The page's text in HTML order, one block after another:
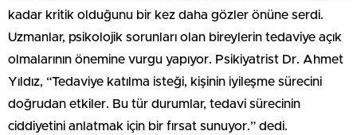
kadar kritik olduğunu bir kez daha gözler önüne serdi.
Uzmanlar, psikolojik sorunları olan bireylerin tedaviye açık
olmalarının önemine vurgu yapıyor. Psikiyatrist Dr. Ahmet
Yıldız, “Tedaviye katılma isteği, kişinin iyileşme sürecini
doğrudan etkiler. Bu tür durumlar, tedavi sürecinin
ciddiyetini anlatmak için bir fırsat sunuyor.” dedi.